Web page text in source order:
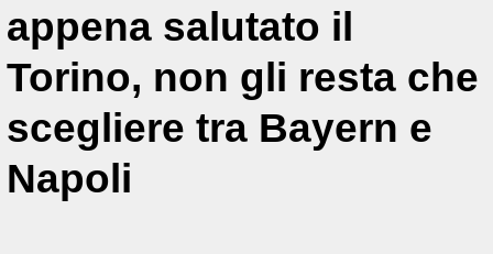
appena salutato il
Torino, non gli resta che
scegliere tra Bayern e
Napoli